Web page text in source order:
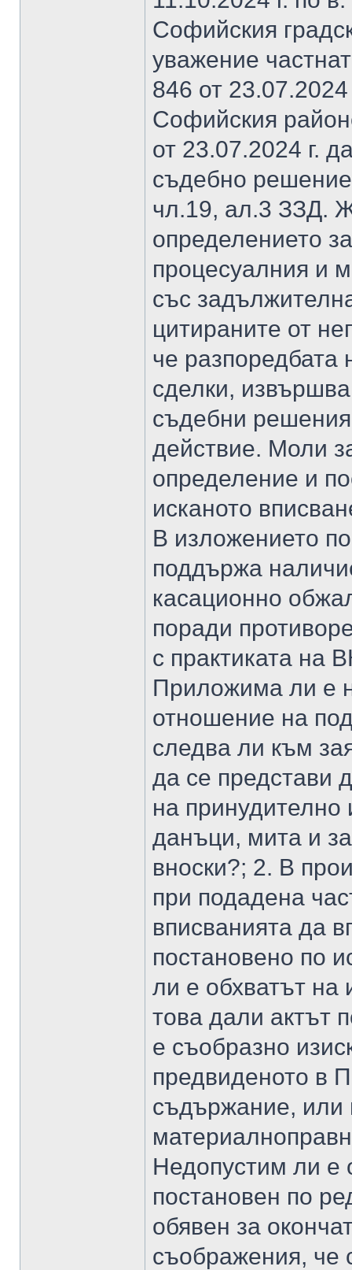
Софийския
уважение
846 от
Софийския
от 23.07.2024 г.
съдебно
чл.19, ал.3 ЗЗД.
определението
процесуалния и
със
цитираните от
че
сделки,
съдебни
действие. Моли
определение и
исканото
В изложението
поддържа
касационно
поради
с практиката на
Приложима ли е
отношение на
следва ли към
да се представи
на
данъци, мита и
вноски?; 2. В
при подадена
вписванията да
постановено по
ли е обхватът на
това дали актът
е съобразно
предвиденото в
съдържание, или
Недопустим ли е
постановен по
обявен за
съображения, че